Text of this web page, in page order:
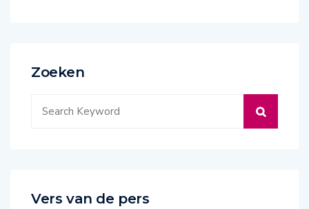
Zoeken
Vers van de pers